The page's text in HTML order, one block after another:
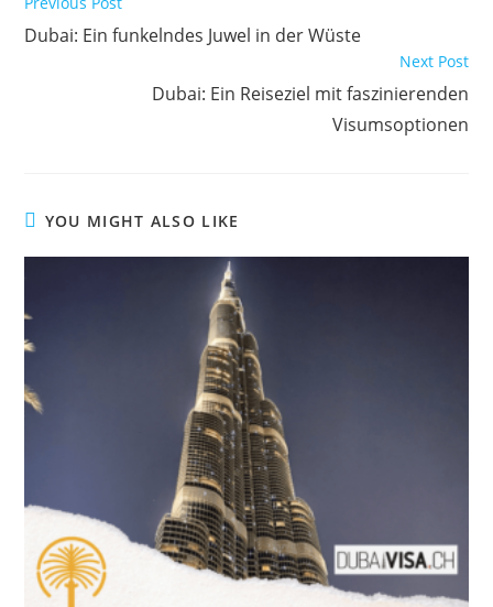
Dubai: Ein funkelndes Juwel in der Wüste
Next Post
Dubai: Ein Reiseziel mit faszinierenden
Visumsoptionen
YOU MIGHT ALSO LIKE